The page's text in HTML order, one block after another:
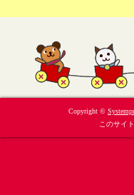
Copyright ©
このサイ